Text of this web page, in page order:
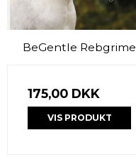
BeGentle Rebgrime
175,00 DKK
VIS PRODUKT